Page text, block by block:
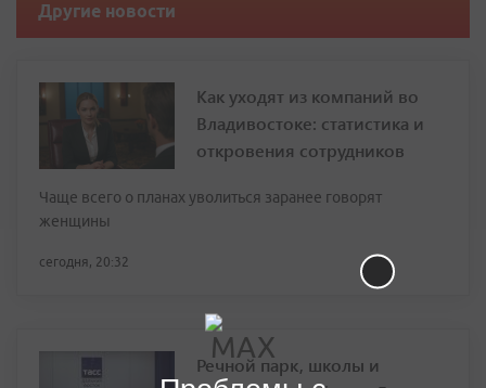
Другие новости
Как уходят из компаний во
Владивостоке: статистика и
откровения сотрудников
Чаще всего о планах уволиться заранее говорят
женщины
сегодня, 20:32
Речной парк, школы и